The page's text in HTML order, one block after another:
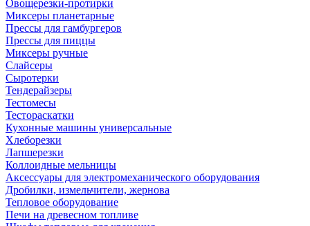
Овощерезки-протирки
Миксеры планетарные
Прессы для гамбургеров
Прессы для пиццы
Миксеры ручные
Слайсеры
Сыротерки
Тендерайзеры
Тестомесы
Тестораскатки
Кухонные машины универсальные
Хлеборезки
Лапшерезки
Коллоидные мельницы
Аксессуары для электромеханического оборудования
Дробилки, измельчители, жернова
Тепловое оборудование
Печи на древесном топливе